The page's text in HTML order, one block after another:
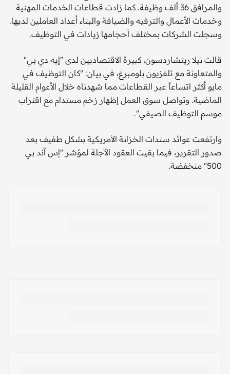
والمرافق 36 ألف وظيفة. كما زادت قطاعات الخدمات المهنية
وخدمات الأعمال والترفيه والضيافة والبناء أعداد العاملين لديها.
وسجلت الشركات بمختلف أحجامها زيادات في التوظيف.
قالت نيلا ريتشاردسون، كبيرة الاقتصاديين لدى "إيه دي بي"
والمتعاونة مع تلفزيون بلومبرغ، في بيان: "كان التوظيف في
مايو أكثر اتساعاً عبر القطاعات مما شهدناه خلال الأعوام القليلة
الماضية. وتواصل سوق العمل إظهار زخم مستدام مع اقتراب
موسم التوظيف الصيفي".
وارتفعت عوائد سندات الخزانة الأمريكية بشكل طفيف بعد
صدور التقرير، فيما بقيت العقود الآجلة لمؤشر "إس آند بي
500" منخفضة.